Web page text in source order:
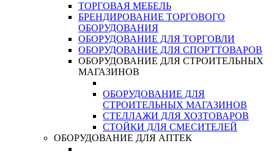
ТОРГОВАЯ МЕБЕЛЬ
БРЕНДИРОВАНИЕ ТОРГОВОГО
ОБОРУДОВАНИЯ
ОБОРУДОВАНИЕ ДЛЯ ТОРГОВЛИ
ОБОРУДОВАНИЕ ДЛЯ СПОРТТОВАРОВ
ОБОРУДОВАНИЕ ДЛЯ СТРОИТЕЛЬНЫХ
МАГАЗИНОВ
ОБОРУДОВАНИЕ ДЛЯ
СТРОИТЕЛЬНЫХ МАГАЗИНОВ
СТЕЛЛАЖИ ДЛЯ ХОЗТОВАРОВ
СТОЙКИ ДЛЯ СМЕСИТЕЛЕЙ
ОБОРУДОВАНИЕ ДЛЯ АПТЕК